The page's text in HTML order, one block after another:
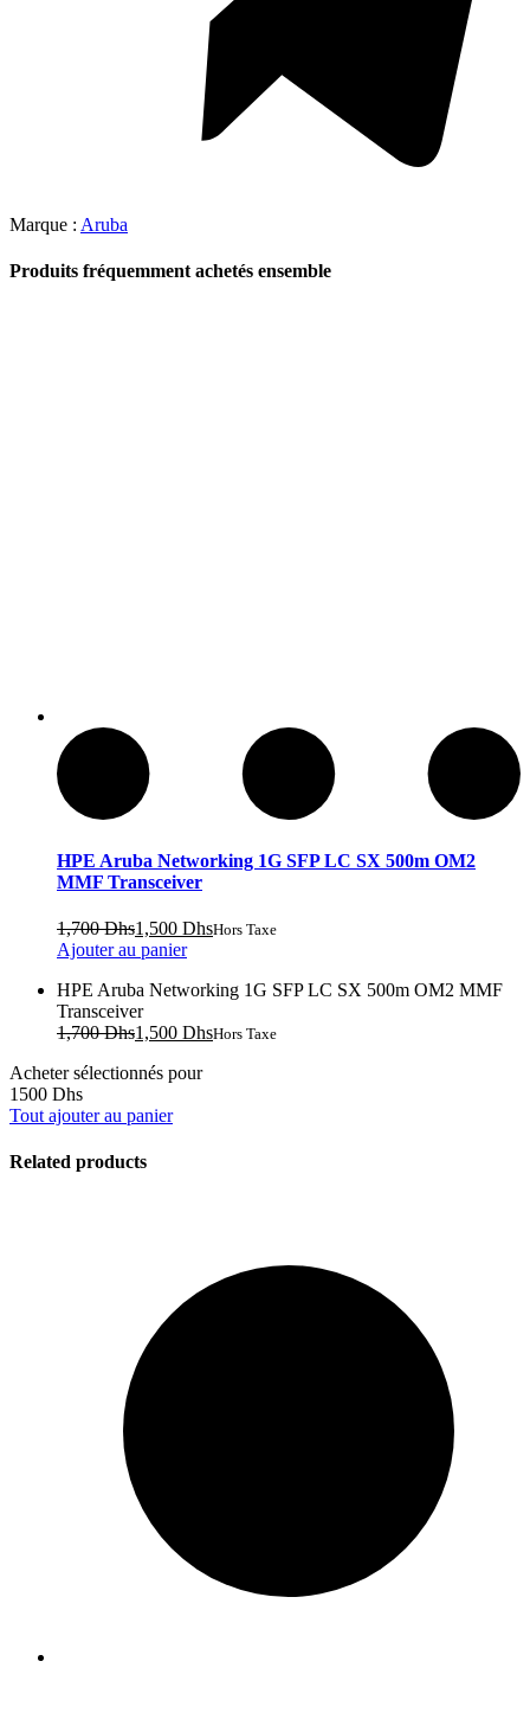
Marque : Aruba
Produits fréquemment achetés ensemble
HPE Aruba Networking 1G SFP LC SX 500m OM2
MMF Transceiver
1,700DhsLe
prix
était :
1,700 Dhs.
1,500 DhsLe
est :
Hors Taxe
Ajouter au panier
HPE Aruba Networking 1G SFP LC SX 500m OM2 MMF
Transceiver
1,700DhsLe
initial
1,700 Dhs.
1,500 DhsLe
Hors Taxe
Acheter sélectionnés pour
1500 Dhs
Tout ajouter au panier
Related products